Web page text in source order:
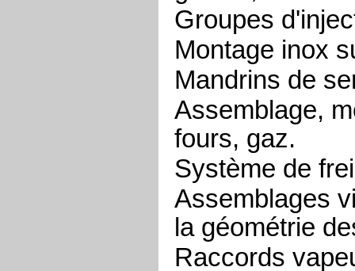
Groupes
Montage inox
Mandrins de
Assemblage,
fours, gaz.
Système de
Assemblages
la géométrie
Raccords